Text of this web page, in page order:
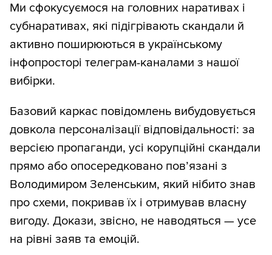
Ми сфокусуємося на головних наративах і
субнаративах, які підігрівають скандали й
активно поширюються в українському
інфопросторі телеграм-каналами з нашої
вибірки.
Базовий каркас повідомлень вибудовується
довкола персоналізації відповідальності: за
версією пропаганди, усі корупційні скандали
прямо або опосередковано пов’язані з
Володимиром Зеленським, який нібито знав
про схеми, покривав їх і отримував власну
вигоду. Докази, звісно, не наводяться — усе
на рівні заяв та емоцій.